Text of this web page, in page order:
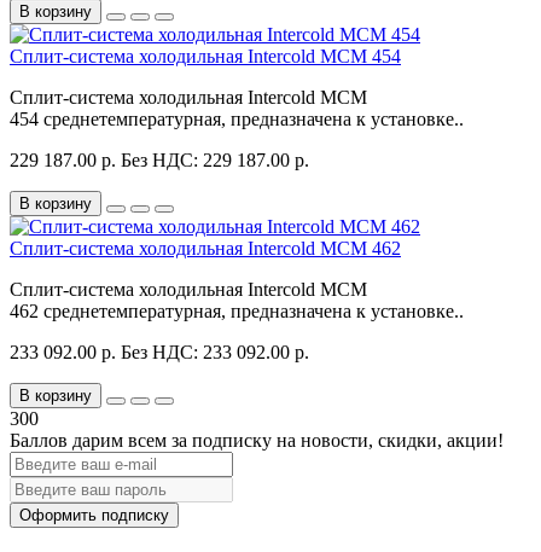
В корзину
Сплит-система холодильная Intercold MCM 454
Сплит-система холодильная Intercold MCM
454 среднетемпературная, предназначена к установке..
229 187.00 р. Без НДС: 229 187.00 р.
В корзину
Сплит-система холодильная Intercold MCM 462
Сплит-система холодильная Intercold MCM
462 среднетемпературная, предназначена к установке..
233 092.00 р. Без НДС: 233 092.00 р.
В корзину
300
Баллов дарим всем за подписку на новости, скидки, акции!
Оформить подписку